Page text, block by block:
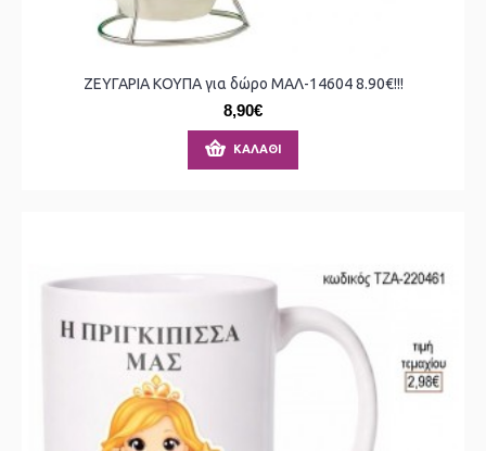
ΖΕΥΓΑΡΙΑ ΚΟΥΠΑ για δώρο ΜΑΛ-14604 8.90€!!!
8,90€
ΚΑΛΆΘΙ